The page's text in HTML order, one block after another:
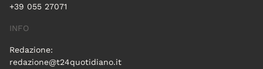
+39 055 27071
INFO
Redazione:
redazione@t24quotidiano.it